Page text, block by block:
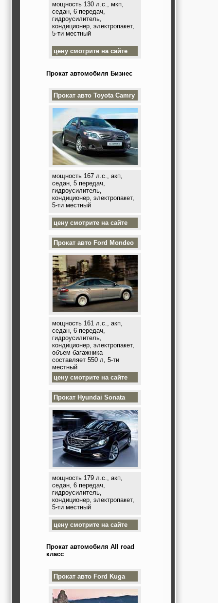
мощность 130 л.с., мкп,
седан, 6 передач,
гидроусилитель,
кондиционер, электропакет,
5-ти местный
цену смотрите на сайте
Прокат автомобиля Бизнес
Прокат авто Toyota Camry
мощность 167 л.с., акп,
седан, 5 передач,
гидроусилитель,
кондиционер, электропакет,
5-ти местный
цену смотрите на сайте
Прокат авто Ford Mondeo
мощность 161 л.с., акп,
седан, 6 передач,
гидроусилитель,
кондиционер, электропакет,
объем багажника
составляет 550 л, 5-ти
местный
цену смотрите на сайте
Прокат Hyundai Sonata
мощность 179 л.с., акп,
седан, 6 передач,
гидроусилитель,
кондиционер, электропакет,
5-ти местный
цену смотрите на сайте
Прокат автомобиля All road
класс
Прокат авто Ford Kuga